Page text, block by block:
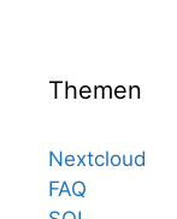
Themen
Nextcloud
FAQ